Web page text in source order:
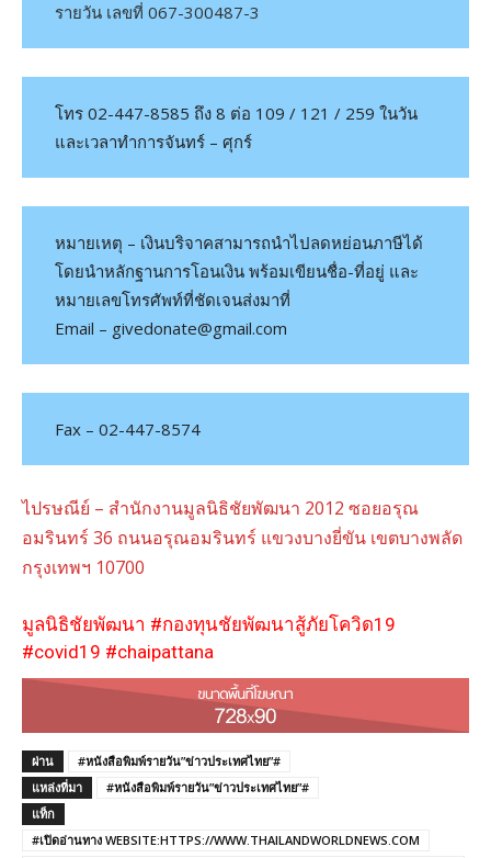
รายวัน เลขที่ 067-300487-3
โทร 02-447-8585 ถึง 8 ต่อ 109 / 121 / 259 ในวัน
และเวลาทำการจันทร์ – ศุกร์
หมายเหตุ – เงินบริจาคสามารถนำไปลดหย่อนภาษีได้
โดยนำหลักฐานการโอนเงิน พร้อมเขียนชื่อ-ที่อยู่ และ
หมายเลขโทรศัพท์ที่ชัดเจนส่งมาที่
Email – givedonate@gmail.com
Fax – 02-447-8574
ไปรษณีย์ – สำนักงานมูลนิธิชัยพัฒนา 2012 ซอยอรุณ
อมรินทร์ 36 ถนนอรุณอมรินทร์ แขวงบางยี่ขัน เขตบางพลัด
กรุงเทพฯ 10700
มูลนิธิชัยพัฒนา #กองทุนชัยพัฒนาสู้ภัยโควิด19
#covid19 #chaipattana
ผ่าน
#หนังสือพิมพ์รายวัน”ข่าวประเทศไทย”#
แหล่งที่มา
#หนังสือพิมพ์รายวัน”ข่าวประเทศไทย”#
แท็ก
#เปิดอ่านทาง WEBSITE:HTTPS://WWW.THAILANDWORLDNEWS.COM